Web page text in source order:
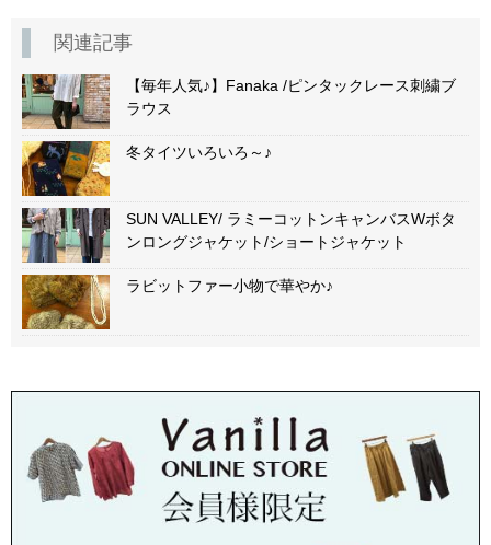
関連記事
【毎年人気♪】Fanaka /ピンタックレース刺繍ブ
ラウス
冬タイツいろいろ～♪
SUN VALLEY/ ラミーコットンキャンバスWボタ
ンロングジャケット/ショートジャケット
ラビットファー小物で華やか♪